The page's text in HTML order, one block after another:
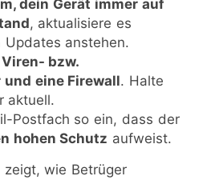
dein Gerät immer auf
, aktualisiere es
anstehen.
bzw.
eine Firewall. Halte
aktuell.
Postfach so ein, dass der
hohen Schutz aufweist.
zeigt, wie Betrüger